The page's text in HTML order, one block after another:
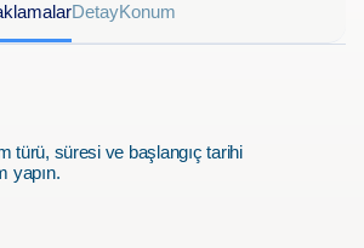
öğrenmek ve
öğrencilere zengin bir öğrenme
DetayKonum
türü, süresi ve başlangıç tarihi
yapın.